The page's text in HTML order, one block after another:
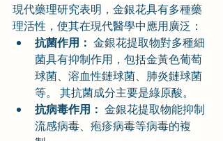
現代藥理研究表明，金銀花具有多種藥
理活性，使其在現代醫學中應用廣泛：
抗菌作用： 金銀花提取物對多種細
菌具有抑制作用，包括金黃色葡萄
球菌、溶血性鏈球菌、肺炎鏈球菌
等。 其抗菌成分主要是綠原酸。
抗病毒作用： 金銀花提取物能抑制
流感病毒、疱疹病毒等病毒的複